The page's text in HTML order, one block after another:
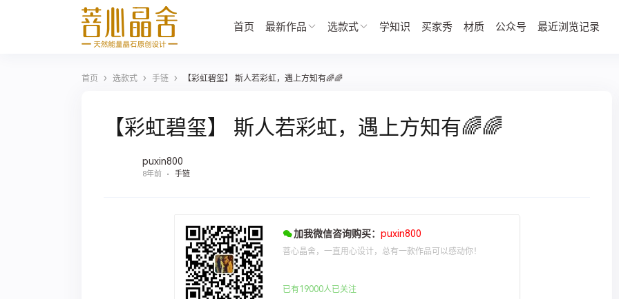
首页 最新作品 选款式 学知识 买家秀 材质 公众号 最近浏览记录
首页 › 选款式 › 手链 › 【彩虹碧玺】 斯人若彩虹，遇上方知有🌈🌈
【彩虹碧玺】 斯人若彩虹，遇上方知有🌈🌈
puxin800
8年前 手链
加我微信咨询购买： puxin800
菩心晶舍，一直用心设计，总有一款作品可以感动你！
已有19000人已关注